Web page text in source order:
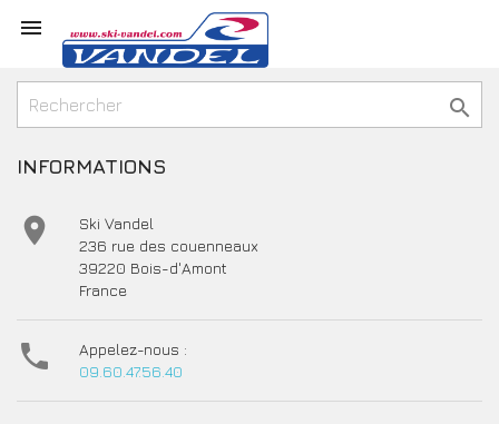


INFORMATIONS

Ski Vandel
236 rue des couenneaux
39220 Bois-d'Amont
France

Appelez-nous :
09.60.47.56.40